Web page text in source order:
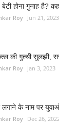
होना गुनाह है?
Roy Jun 21, 2023
की गुत्थी सुलझी,
Roy Jan 3, 2023
लगाने के नाम पर
Roy Dec 26, 2022